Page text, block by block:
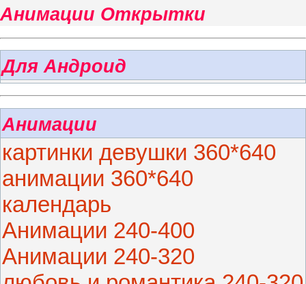
Анимации Открытки
Для Андроид
Анимации
картинки девушки 360*640
анимации 360*640
календарь
Анимации 240-400
Анимации 240-320